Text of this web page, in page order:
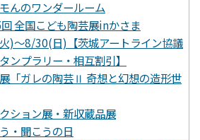
んのワンダールーム
全国こども陶芸展inかさま
)～8/30(日)【茨城アートライン協議
ンプラリー・相互割引】
「ガレの陶芸Ⅱ 奇想と幻想の造形世
ション展・新収蔵品展
・聞こうの日